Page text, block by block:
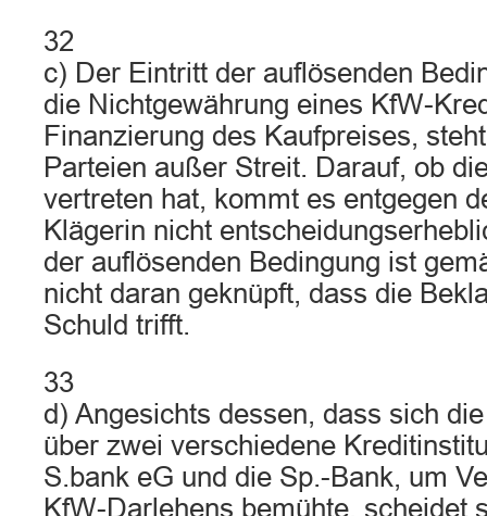
32
c) Der Eintritt der auflösenden
die Nichtgewährung eines KfW-
Finanzierung des Kaufpreises,
Parteien außer Streit. Darauf, ob
vertreten hat, kommt es entgegen
Klägerin nicht
der auflösenden Bedingung ist
nicht daran geknüpft, dass die
Schuld trifft.
33
d) Angesichts dessen, dass sich
über zwei verschiedene
S.bank eG und die Sp.-Bank, um
KfW-Darlehens bemühte, scheidet